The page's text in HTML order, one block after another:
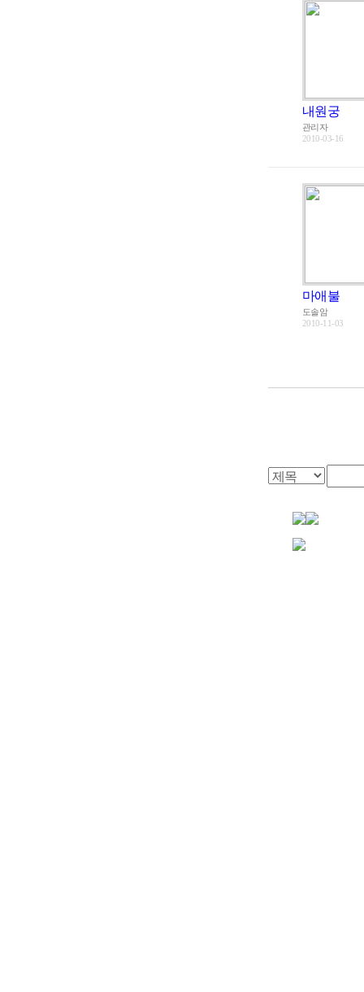
내원궁
관리자
2010-03-16
마애불
도솔암
2010-11-03